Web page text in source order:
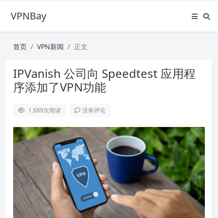
VPNBay
首页 VPN新闻 正文
IPVanish 公司向 Speedtest 应用程
序添加了VPN功能
1,689次阅读 没有评论